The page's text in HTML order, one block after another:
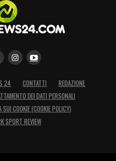
24 CONTATTI
REDAZIONE
DEI DATI PERSONALI
SUI COOKIE (COOKIE POLICY)
SPORT REVIEW